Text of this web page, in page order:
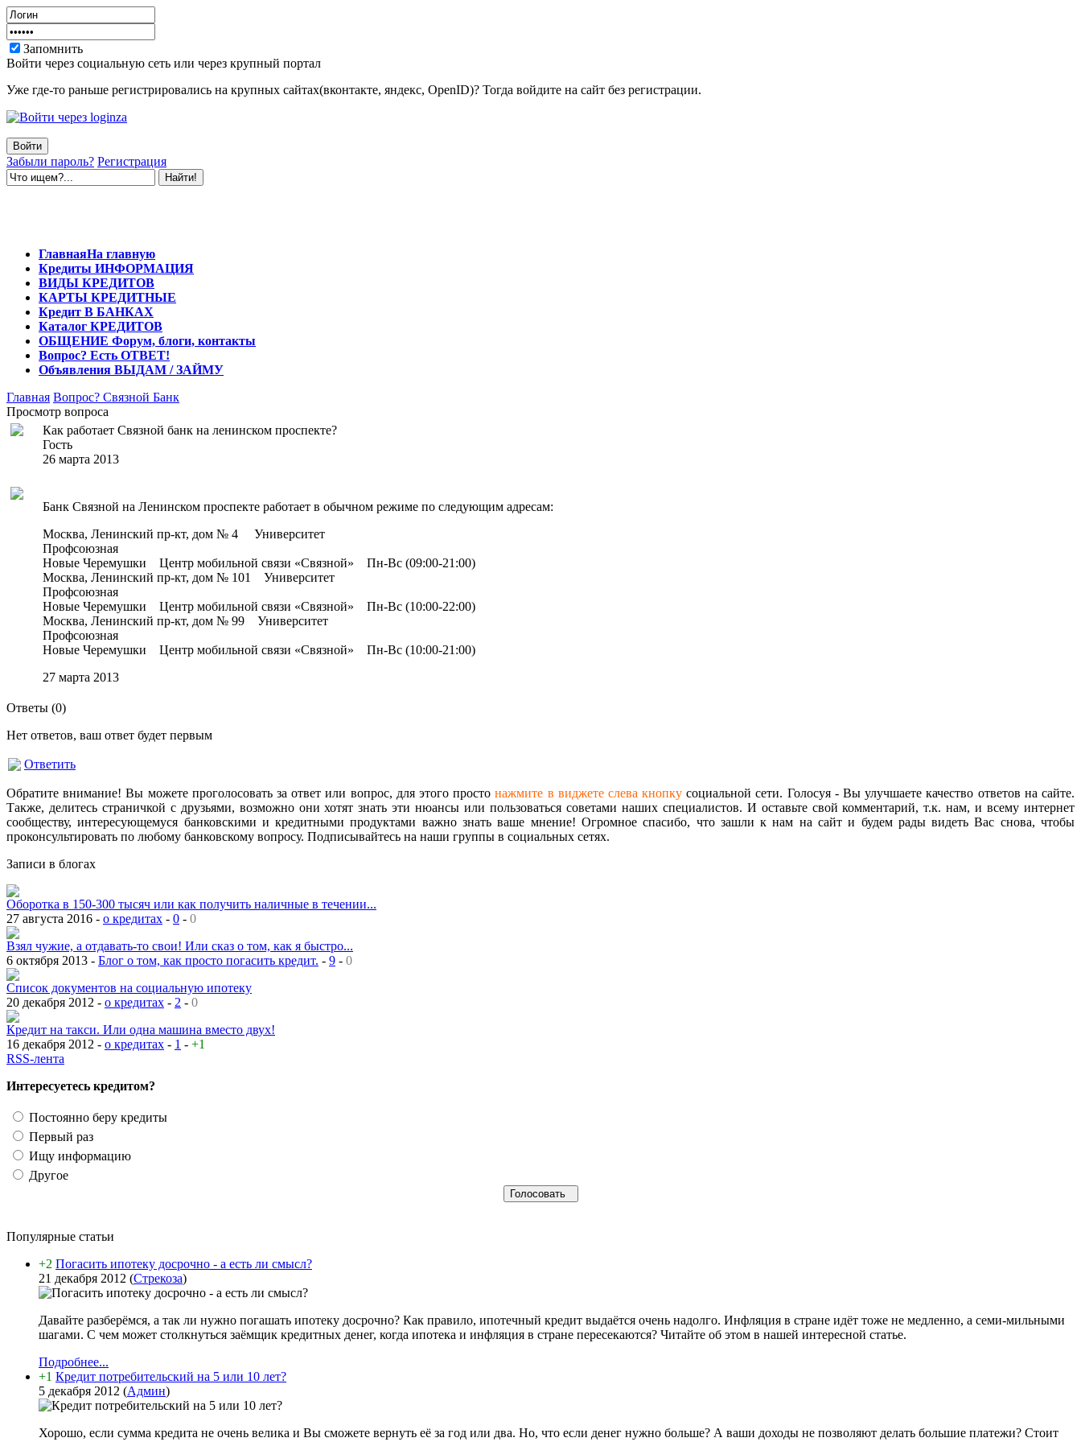
Запомнить
Войти через социальную сеть или через крупный портал
Уже где-то раньше регистрировались на крупных сайтах(вконтакте, яндекс, OpenID)? Тогда войдите на сайт без регистрации.
Забыли пароль? Регистрация
ГлавнаяНа главную
Кредиты ИНФОРМАЦИЯ
ВИДЫ КРЕДИТОВ
КАРТЫ КРЕДИТНЫЕ
Кредит В БАНКАХ
Каталог КРЕДИТОВ
ОБЩЕНИЕ Форум, блоги, контакты
Вопрос? Есть ОТВЕТ!
Объявления ВЫДАМ / ЗАЙМУ
Главная Вопрос? Связной Банк
Просмотр вопроса
Как работает Связной банк на ленинском проспекте?
Гость
26 марта 2013
Банк Связной на Ленинском проспекте работает в обычном режиме по следующим адресам:
Москва, Ленинский пр-кт, дом № 4 Университет
Профсоюзная
Новые Черемушки Центр мобильной связи «Связной» Пн-Вс (09:00-21:00)
Москва, Ленинский пр-кт, дом № 101 Университет
Профсоюзная
Новые Черемушки Центр мобильной связи «Связной» Пн-Вс (10:00-22:00)
Москва, Ленинский пр-кт, дом № 99 Университет
Профсоюзная
Новые Черемушки Центр мобильной связи «Связной» Пн-Вс (10:00-21:00)
27 марта 2013
Ответы (0)
Нет ответов, ваш ответ будет первым
Ответить
Обратите внимание! Вы можете проголосовать за ответ или вопрос, для этого простонажмите в виджете слева кнопку социальной сети. Голосуя - Вы улучшаете качество ответов на сайте.
Также, делитесь страничкой с друзьями, возможно они хотят знать эти нюансы или пользоваться советами наших специалистов. И оставьте свой комментарий, т.к. нам, и всему интернет
сообществу, интересующемуся банковскими и кредитными продуктами важно знать ваше мнение! Огромное спасибо, что зашли к нам на сайт и будем рады видеть Вас снова, чтобы
проконсультировать по любому банковскому вопросу. Подписывайтесь на наши группы в социальных сетях.
Записи в блогах
Оборотка в 150-300 тысяч или как получить наличные в течении...
27 августа 2016 - о кредитах - 0 - 0
Взял чужие, а отдавать-то свои! Или сказ о том, как я быстро...
6 октября 2013 - Блог о том, как просто погасить кредит. - 9 - 0
Список документов на социальную ипотеку
20 декабря 2012 - о кредитах - 2 - 0
Кредит на такси. Или одна машина вместо двух!
16 декабря 2012 - о кредитах - 1 - +1
RSS-лента
Интересуетесь кредитом?
Постоянно беру кредиты
Первый раз
Ищу информацию
Другое
Популярные статьи
+2 Погасить ипотеку досрочно - а есть ли смысл?
21 декабря 2012 (Стрекоза)
Давайте разберёмся, а так ли нужно погашать ипотеку досрочно? Как правило, ипотечный кредит выдаётся очень надолго. Инфляция в стране идёт тоже не медленно, а семи-мильными
шагами. С чем может столкнуться заёмщик кредитных денег, когда ипотека и инфляция в стране пересекаются? Читайте об этом в нашей интересной статье.
Подробнее...
+1 Кредит потребительский на 5 или 10 лет?
5 декабря 2012 (Админ)
Хорошо, если сумма кредита не очень велика и Вы сможете вернуть её за год или два. Но, что если денег нужно больше? А ваши доходы не позволяют делать большие платежи? Стоит